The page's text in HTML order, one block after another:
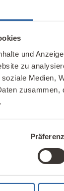
und
zu
Medien,
für
Bauen und